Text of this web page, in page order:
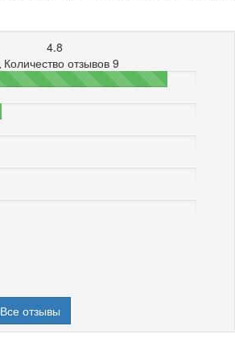
4.8
Количество отзывов 9
87%
Все отзывы